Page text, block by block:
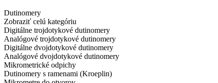
Dutinomery
Zobraziť celú kategóriu
Digitálne trojdotykové dutinomery
Analógové trojdotykové dutinomery
Digitálne dvojdotykové dutinomery
Analógové dvojdotykové dutinomery
Mikrometrické odpichy
Dutinomery s ramenami (Kroeplin)